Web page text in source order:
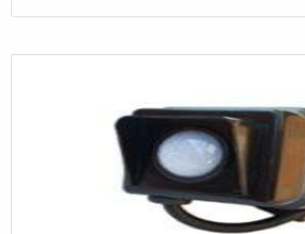
proteção integral. A torre de
apenas detecta invasões, mas
risco de perdas. Além disso, a
avançadas garante uma resposta
qualquer tentativa de roubo,
tranquilidade dos proprietários de